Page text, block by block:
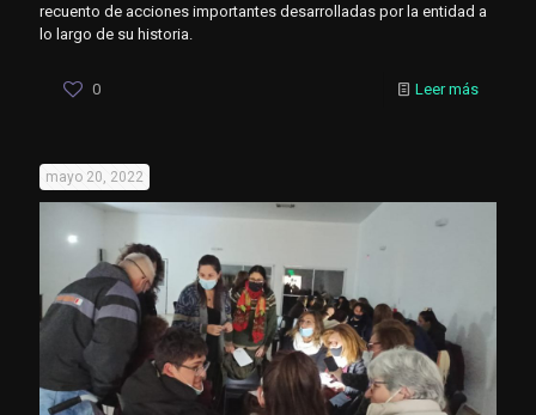
recuento de acciones importantes desarrolladas por la entidad a
lo largo de su historia.
0 Leer más
mayo 20, 2022